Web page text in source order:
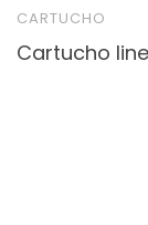
CARTUCHO
Cartucho